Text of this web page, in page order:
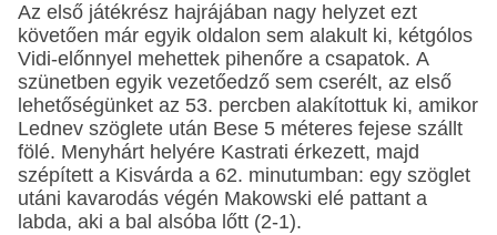
Az első játékrész hajrájában nagy helyzet ezt
követően már egyik oldalon sem alakult ki, kétgólos
Vidi-előnnyel mehettek pihenőre a csapatok. A
szünetben egyik vezetőedző sem cserélt, az első
lehetőségünket az 53. percben alakítottuk ki, amikor
Lednev szöglete után Bese 5 méteres fejese szállt
fölé. Menyhárt helyére Kastrati érkezett, majd
szépített a Kisvárda a 62. minutumban: egy szöglet
utáni kavarodás végén Makowski elé pattant a
labda, aki a bal alsóba lőtt (2-1).